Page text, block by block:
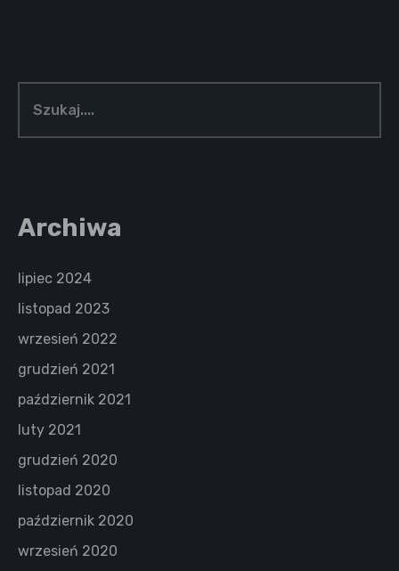
Archiwa
lipiec 2024
listopad 2023
wrzesień 2022
grudzień 2021
październik 2021
luty 2021
grudzień 2020
listopad 2020
październik 2020
wrzesień 2020